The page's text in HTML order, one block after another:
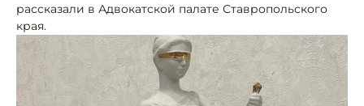
рассказали в Адвокатской палате Ставропольского
края.